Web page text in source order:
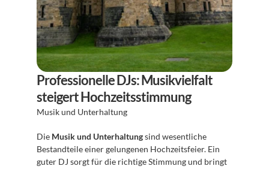
Professionelle DJs: Musikvielfalt
steigert Hochzeitsstimmung
Musik und Unterhaltung
Die Musik und Unterhaltung sind wesentliche
Bestandteile einer gelungenen Hochzeitsfeier. Ein
guter DJ sorgt für die richtige Stimmung und bringt